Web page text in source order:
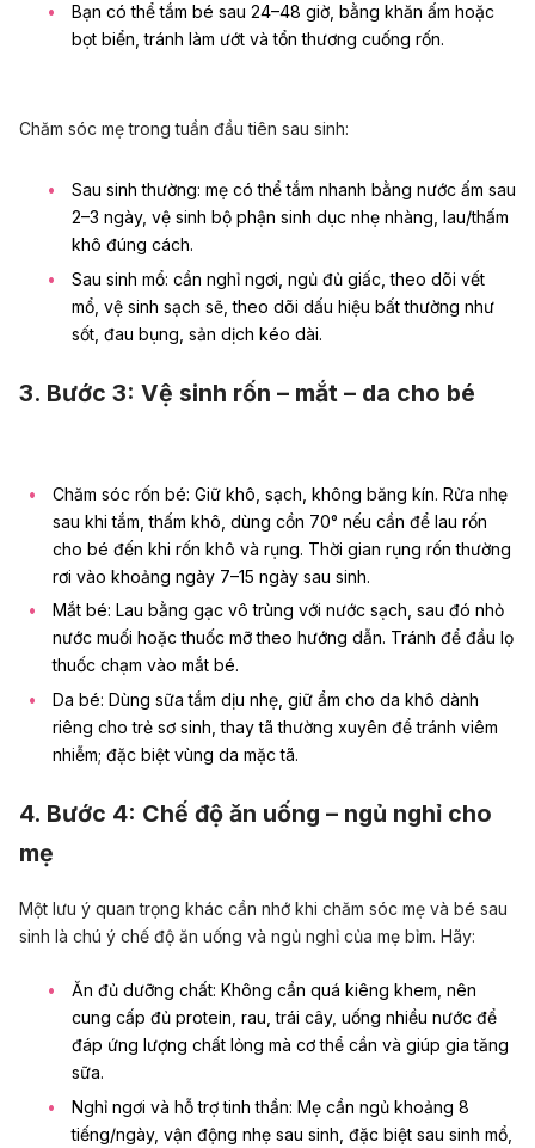
Bạn có thể tắm bé sau 24–48 giờ, bằng khăn ấm hoặc
bọt biển, tránh làm ướt và tổn thương cuống rốn.
Chăm sóc mẹ trong tuần đầu tiên sau sinh:
Sau sinh thường: mẹ có thể tắm nhanh bằng nước ấm sau
2–3 ngày, vệ sinh bộ phận sinh dục nhẹ nhàng, lau/thấm
khô đúng cách.
Sau sinh mổ: cần nghỉ ngơi, ngủ đủ giấc, theo dõi vết
mổ, vệ sinh sạch sẽ, theo dõi dấu hiệu bất thường như
sốt, đau bụng, sản dịch kéo dài.
3. Bước 3: Vệ sinh rốn – mắt – da cho bé
Chăm sóc rốn bé: Giữ khô, sạch, không băng kín. Rửa nhẹ
sau khi tắm, thấm khô, dùng cồn 70° nếu cần để lau rốn
cho bé đến khi rốn khô và rụng. Thời gian rụng rốn thường
rơi vào khoảng ngày 7–15 ngày sau sinh.
Mắt bé: Lau bằng gạc vô trùng với nước sạch, sau đó nhỏ
nước muối hoặc thuốc mỡ theo hướng dẫn. Tránh để đầu lọ
thuốc chạm vào mắt bé.
Da bé: Dùng sữa tắm dịu nhẹ, giữ ẩm cho da khô dành
riêng cho trẻ sơ sinh, thay tã thường xuyên để tránh viêm
nhiễm; đặc biệt vùng da mặc tã.
4. Bước 4: Chế độ ăn uống – ngủ nghỉ cho
mẹ
Một lưu ý quan trọng khác cần nhớ khi chăm sóc mẹ và bé sau
sinh là chú ý chế độ ăn uống và ngủ nghỉ của mẹ bỉm. Hãy:
Ăn đủ dưỡng chất: Không cần quá kiêng khem, nên
cung cấp đủ protein, rau, trái cây, uống nhiều nước để
đáp ứng lượng chất lỏng mà cơ thể cần và giúp gia tăng
sữa.
Nghỉ ngơi và hỗ trợ tinh thần: Mẹ cần ngủ khoảng 8
tiếng/ngày, vận động nhẹ sau sinh, đặc biệt sau sinh mổ,